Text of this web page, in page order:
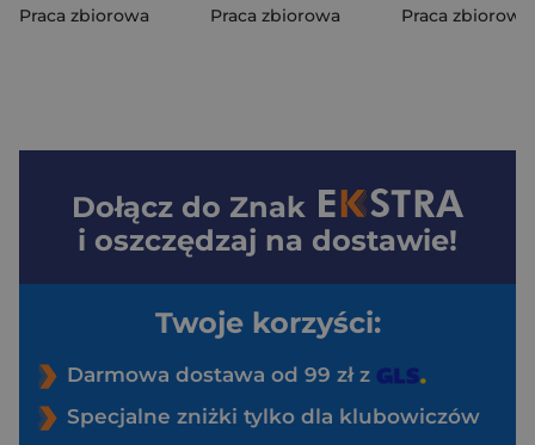
Praca zbiorowa
Praca zbiorowa
Praca zbiorowa
Dołącz do Znak
i oszczędzaj na dostawie!
Twoje korzyści:
Darmowa dostawa od 99 zł z
Specjalne zniżki tylko dla klubowiczów